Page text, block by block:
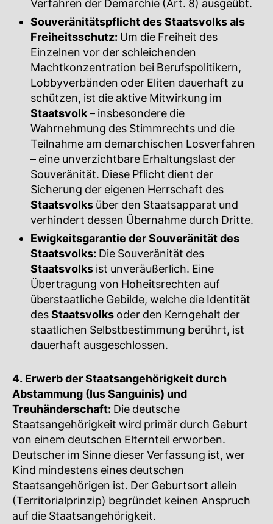
Verfahren der Demarchie (Art. 8) ausgeübt.
Souveränitätspflicht des Staatsvolks als
Freiheitsschutz: Um die Freiheit des
Einzelnen vor der schleichenden
Machtkonzentration bei Berufspolitikern,
Lobbyverbänden oder Eliten dauerhaft zu
schützen, ist die aktive Mitwirkung im
Staatsvolk– insbesondere die
Wahrnehmung des Stimmrechts und die
Teilnahme am demarchischen Losverfahren
– eine unverzichtbare Erhaltungslast der
Souveränität. Diese Pflicht dient der
Sicherung der eigenen Herrschaft des
Staatsvolks über den Staatsapparat und
verhindert dessen Übernahme durch Dritte.
Ewigkeitsgarantie der Souveränität des
Staatsvolks: Die Souveränität des
Staatsvolks ist unveräußerlich. Eine
Übertragung von Hoheitsrechten auf
überstaatliche Gebilde, welche die Identität
desStaatsvolks oder den Kerngehalt der
staatlichen Selbstbestimmung berührt, ist
dauerhaft ausgeschlossen.
4. Erwerb der Staatsangehörigkeit durch
Abstammung (Ius Sanguinis) und
Treuhänderschaft: Die deutsche
Staatsangehörigkeit wird primär durch Geburt
von einem deutschen Elternteil erworben.
Deutscher im Sinne dieser Verfassung ist, wer
Kind mindestens eines deutschen
Staatsangehörigen ist. Der Geburtsort allein
(Territorialprinzip) begründet keinen Anspruch
auf die Staatsangehörigkeit.